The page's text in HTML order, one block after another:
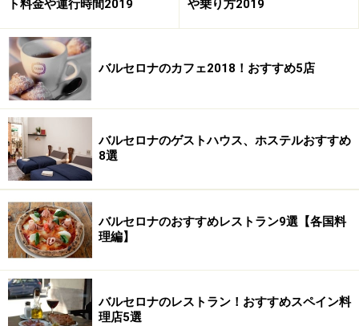
ゴシック様式の作品のなかでは、まずマヨルカ征服の立
役者（Mestre de la conquista de Mallorca)。バルセロナ
市内の個人宅アギール邸にあった、初期のカタルーニャ
地方の絵画で1229年に描かれています。
また14世紀にカタルーニャ州を代表する彫刻家だったジ
ャウマ・カスカルス作のキリストの頭（Cabeza de
Cristo)。繊細な表情がとてもリアルで、キリストは本当
にこういう顔をしていたように思えてきます。
ト料金や運行時間2019
や乗り方2019
バルセロナのカフェ2018！おすすめ5店
バルセロナのゲストハウス、ホステルおすすめ
8選
バルセロナのおすすめレストラン9選【各国料
理編】
バルセロナのレストラン！おすすめスペイン料
理店5選